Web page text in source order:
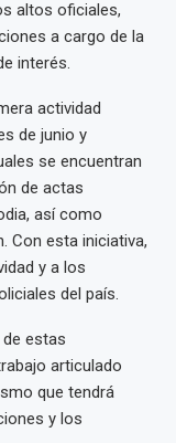
altos oficiales,
a cargo de la
interés.
actividad
de junio y
se encuentran
de actas
así como
Con esta iniciativa,
y a los
del país.
estas
articulado
que tendrá
y los